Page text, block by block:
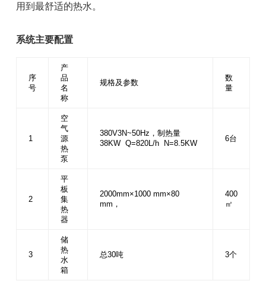
用到最舒适的热水。
系统主要配置
序
号
产
品
名
称
规格及参数
数
量
1
空
气
源
热
泵
380V3N~50Hz，制热量
38KW Q=820L/h N=8.5KW
6台
2
平
板
集
热
器
2000mm×1000 mm×80
mm，
400
㎡
3
储
热
水
箱
总30吨 3个